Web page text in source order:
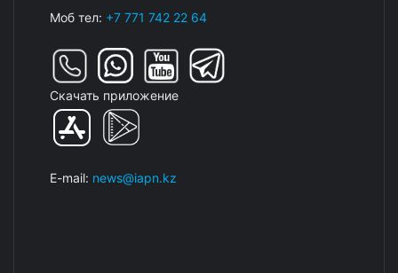
Моб тел: +7 771 742 22 64
Скачать приложение
E-mail: news@iapn.kz